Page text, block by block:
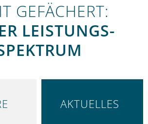
GEFÄCHERT:
LEISTUNGS­
AKTUELLES